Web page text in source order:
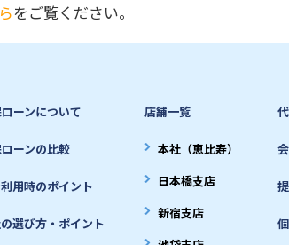
をご覧ください。
ーンについて
ーンの比較
用時のポイント
選び方・ポイント
店舗一覧
本社（恵比寿）
日本橋支店
新宿支店